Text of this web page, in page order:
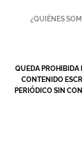
¿QUIÉNES
QUEDA PROHIBIDA
CONTENIDO
PERIÓDICO SIN